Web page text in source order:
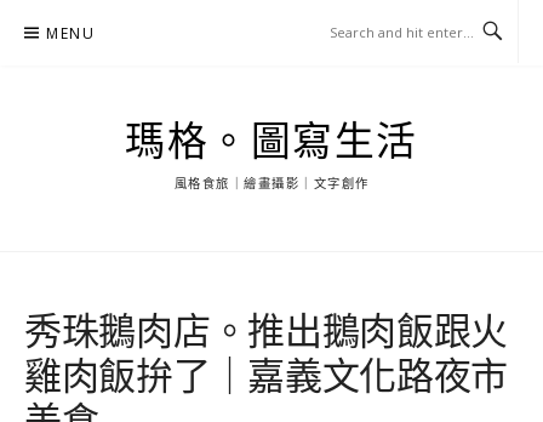
MENU
瑪格。圖寫生活
風格食旅｜繪畫攝影｜文字創作
秀珠鵝肉店。推出鵝肉飯跟火
雞肉飯拚了｜嘉義文化路夜市